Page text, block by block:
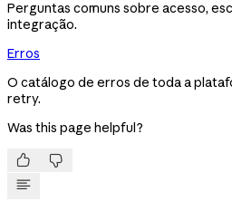
Perguntas comuns sobre acesso,
integração.
Erros
O catálogo de erros de toda a
retry.
Was this page helpful?
 